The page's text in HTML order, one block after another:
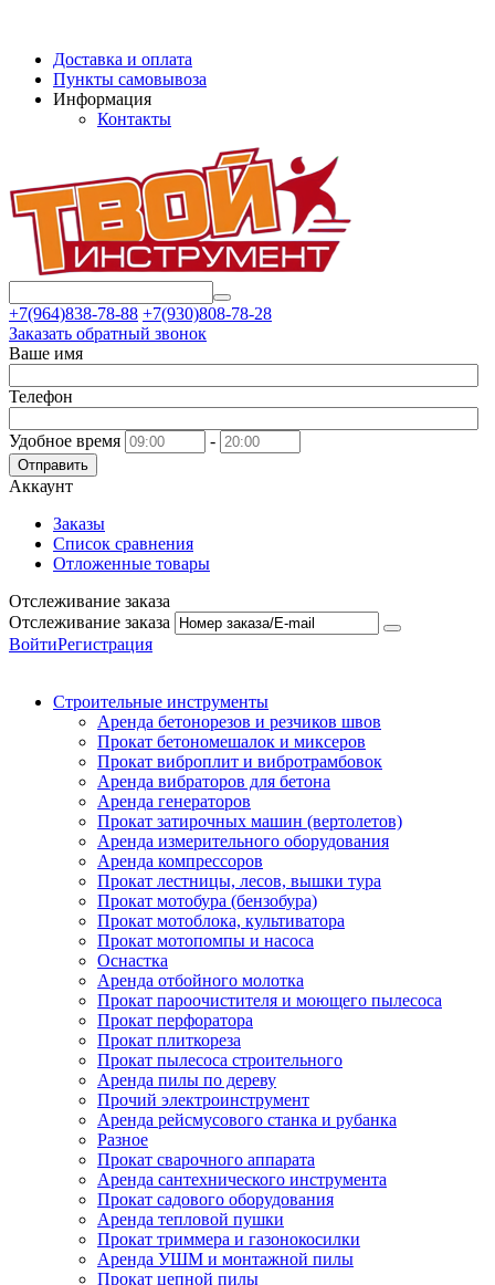
Доставка и оплата
Пункты самовывоза
Информация
Контакты
+7(964)838-78-88 +7(930)808-78-28
Заказать обратный звонок
Ваше имя
Телефон
Удобное время -
Отправить
Аккаунт
Заказы
Список сравнения
Отложенные товары
Отслеживание заказа
Отслеживание заказа
ВойтиРегистрация
Строительные инструменты
Аренда бетонорезов и резчиков швов
Прокат бетономешалок и миксеров
Прокат виброплит и вибротрамбовок
Аренда вибраторов для бетона
Аренда генераторов
Прокат затирочных машин (вертолетов)
Аренда измерительного оборудования
Аренда компрессоров
Прокат лестницы, лесов, вышки тура
Прокат мотобура (бензобура)
Прокат мотоблока, культиватора
Прокат мотопомпы и насоса
Оснастка
Аренда отбойного молотка
Прокат пароочистителя и моющего пылесоса
Прокат перфоратора
Прокат плиткореза
Прокат пылесоса строительного
Аренда пилы по дереву
Прочий электроинструмент
Аренда рейсмусового станка и рубанка
Разное
Прокат сварочного аппарата
Аренда сантехнического инструмента
Прокат садового оборудования
Аренда тепловой пушки
Прокат триммера и газонокосилки
Аренда УШМ и монтажной пилы
Прокат цепной пилы